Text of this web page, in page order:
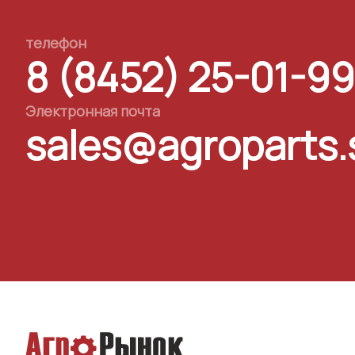
телефон
8 (8452) 25-01-99
Электронная почта